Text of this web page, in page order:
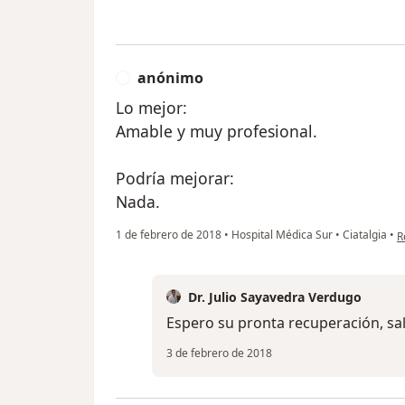
anónimo
Lo mejor:
Amable y muy profesional.
Podría mejorar:
Nada.
1 de febrero de 2018 • Hospital Médica Sur • Ciatalgia •
Dr. Julio Sayavedra Verdugo
Espero su pronta recuperación,
3 de febrero de 2018